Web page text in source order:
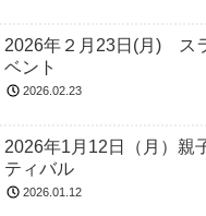
2026年２月23日(月) ス
ベント
2026.02.23
2026年1月12日（月）親
ティバル
2026.01.12